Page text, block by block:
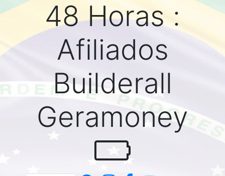
48 Horas :
Afiliados
Builderall
Geramoney